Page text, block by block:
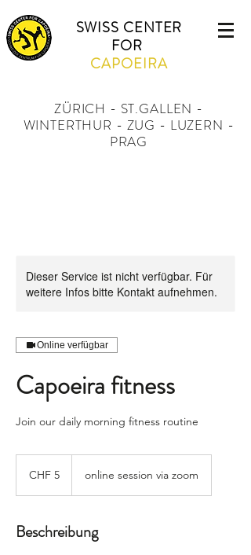
SWISS CENTER
FOR
CAPOEIRA
ZÜRICH - ST.GALLEN -
WINTERTHUR - ZUG - LUZERN -
PRAG
Dieser Service ist nicht verfügbar. Für
weitere Infos bitte Kontakt aufnehmen.
Online verfügbar
Capoeira fitness
Join our daily morning fitness routine
Franken
CHF 5 online session via zoom
Beschreibung